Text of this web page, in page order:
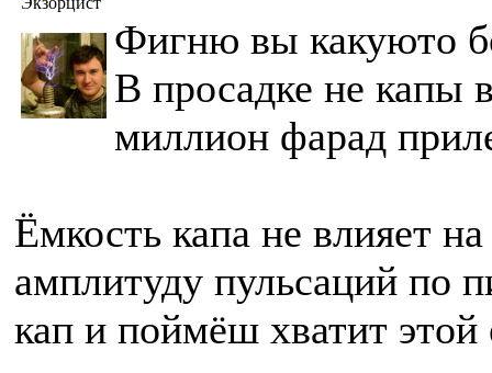
Фигню вы какуюто
В просадке не капы
миллион фарад
Ёмкость капа не влияет
амплитуду пульсаций по
кап и поймёш хватит этой